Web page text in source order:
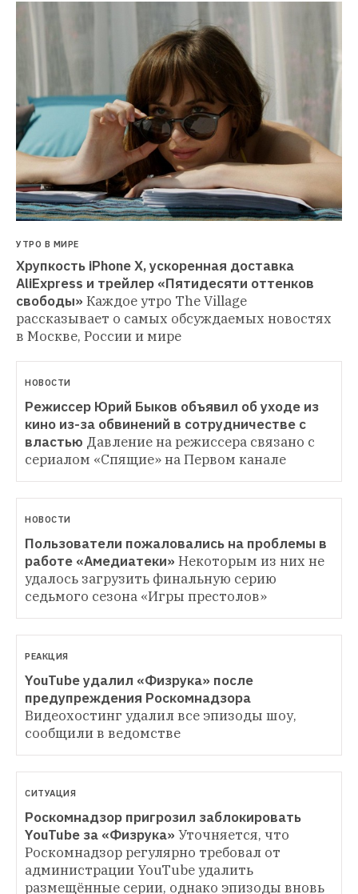
УТРО В МИРЕ
Хрупкость iPhone X, ускоренная доставка
AliExpress и трейлер «Пятидесяти оттенков
свободы» Каждое утро The Village
рассказывает о самых обсуждаемых новостях
в Москве, России и мире
НОВОСТИ
Режиссер Юрий Быков объявил об уходе из
кино из-за обвинений в сотрудничестве с
властью Давление на режиссера связано с
сериалом «Спящие» на Первом канале
НОВОСТИ
Пользователи пожаловались на проблемы в
работе «Амедиатеки» Некоторым из них не
удалось загрузить финальную серию
седьмого сезона «Игры престолов»
РЕАКЦИЯ
YouTube удалил «Физрука» после
предупреждения Роскомнадзора
Видеохостинг удалил все эпизоды шоу,
сообщили в ведомстве
СИТУАЦИЯ
Роскомнадзор пригрозил заблокировать
YouTube за «Физрука» Уточняется, что
Роскомнадзор регулярно требовал от
администрации YouTube удалить
размещённые серии, однако эпизоды вновь